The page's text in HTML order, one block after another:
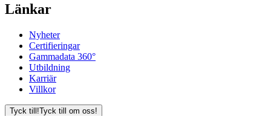
Länkar
Nyheter
Certifieringar
Gammadata 360°
Utbildning
Karriär
Villkor
Tyck till!Tyck till om oss!